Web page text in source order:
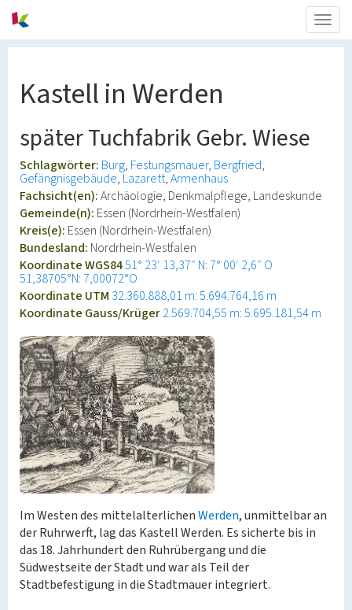
Kastell in Werden
später Tuchfabrik Gebr. Wiese
Schlagwörter: Burg Festungsmauer Bergfried
Gefängnisgebäude Lazarett Armenhaus
Fachsicht(en):Archäologie, Denkmalpflege, Landeskunde
Gemeinde(n): Essen (Nordrhein-Westfalen)
Kreis(e): Essen (Nordrhein-Westfalen)
Bundesland: Nordrhein-Westfalen
Koordinate WGS8451° 23′ 13,37″ N: 7° 00′ 2,6″ O
51,38705°N: 7,00072°O
Koordinate UTM 32.360.888,01 m: 5.694.764,16 m
Koordinate Gauss/Krüger2.569.704,55 m: 5.695.181,54 m
Im Westen des mittelalterlichenWerden, unmittelbar an
der Ruhrwerft, lag das Kastell Werden. Es sicherte bis in
das 18. Jahrhundert den Ruhrübergang und die
Südwestseite der Stadt und war als Teil der
Stadtbefestigung in die Stadtmauer integriert.